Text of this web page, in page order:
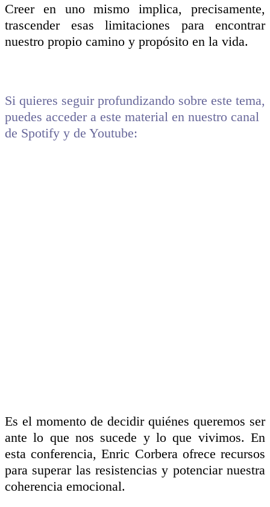
Creer en uno mismo implica, precisamente,
trascender esas limitaciones para encontrar
nuestro propio camino y propósito en la vida.
Si quieres seguir profundizando sobre este tema,
puedes acceder a este material en nuestro canal
de Spotify y de Youtube:
Es el momento de decidir quiénes queremos ser
ante lo que nos sucede y lo que vivimos. En
esta conferencia, Enric Corbera ofrece recursos
para superar las resistencias y potenciar nuestra
coherencia emocional.